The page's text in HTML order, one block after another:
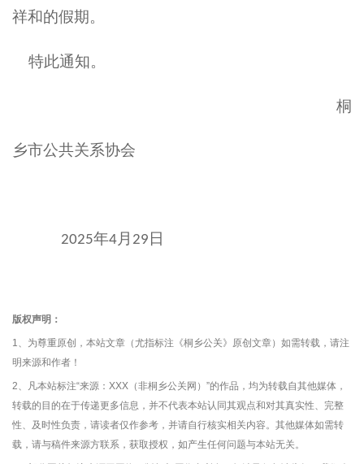
祥和的假期。
特此通知。
桐
乡市公共关系协会
2025年4月 29 日
版权声明：
1、为尊重原创，本站文章（尤指标注《桐乡公关》原创文章）如需转载，请注
明来源和作者！
2、凡本站标注“来源：XXX（非桐乡公关网）”的作品，均为转载自其他媒体，
转载的目的在于传递更多信息，并不代表本站认同其观点和对其真实性、完整
性、及时性负责，请读者仅作参考，并请自行核实相关内容。其他媒体如需转
载，请与稿件来源方联系，获取授权，如产生任何问题与本站无关。